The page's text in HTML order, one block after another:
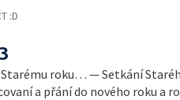
:D
roku… — Setkání
a přání do nového roku a